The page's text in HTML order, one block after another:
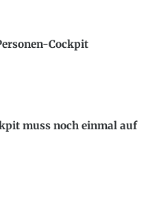
Cockpit
muss noch einmal auf